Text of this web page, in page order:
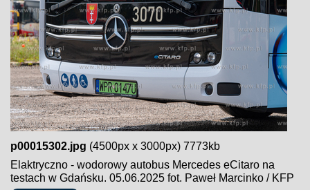
p00015302.jpg (4500px x 3000px) 7773kb
Elaktryczno - wodorowy autobus Mercedes eCitaro na
testach w Gdańsku. 05.06.2025 fot. Paweł Marcinko / KFP